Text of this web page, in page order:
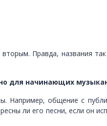
Правда, названия
для начинающих
Например, общение с
ли его песни, если он